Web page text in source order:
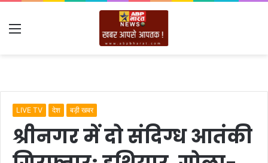
Menu
LIVE TV देश बड़ी खबर
श्रीनगर में दो संदिग्ध आतंकी